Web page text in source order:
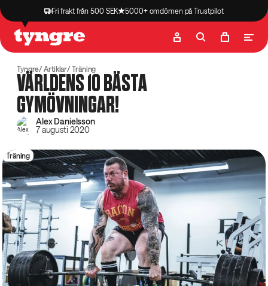
Fri frakt från 500 SEK 5000+ omdömen på Trustpilot
Butik Recept
Tyngre Artiklar Träning
VÄRLDENS 10 BÄSTA
GYMÖVNINGAR!
Alex Danielsson
7 augusti 2020
Träning